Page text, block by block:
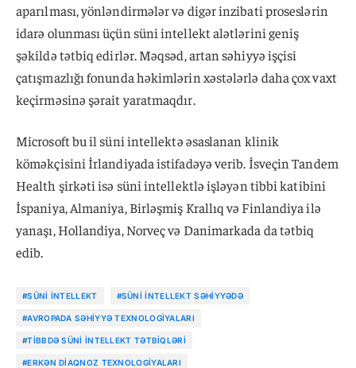
aparılması, yönləndirmələr və digər inzibati proseslərin
idarə olunması üçün süni intellekt alətlərini geniş
şəkildə tətbiq edirlər. Məqsəd, artan səhiyyə işçisi
çatışmazlığı fonunda həkimlərin xəstələrlə daha çox vaxt
keçirməsinə şərait yaratmaqdır.
Microsoft bu il süni intellektə əsaslanan klinik
köməkçisini İrlandiyada istifadəyə verib. İsveçin Tandem
Health şirkəti isə süni intellektlə işləyən tibbi katibini
İspaniya, Almaniya, Birləşmiş Krallıq və Finlandiya ilə
yanaşı, Hollandiya, Norveç və Danimarkada da tətbiq
edib.
#SÜNI INTELLEKT #SÜNI INTELLEKT SƏHIYYƏDƏ
#AVROPADA SƏHIYYƏ TEXNOLOGIYALARI
#TIBBDƏ SÜNI INTELLEKT TƏTBIQLƏRI
#ERKƏN DIAQNOZ TEXNOLOGIYALARI